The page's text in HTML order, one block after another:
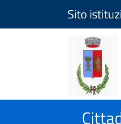
Salta e vai
Salta e vai
Sito